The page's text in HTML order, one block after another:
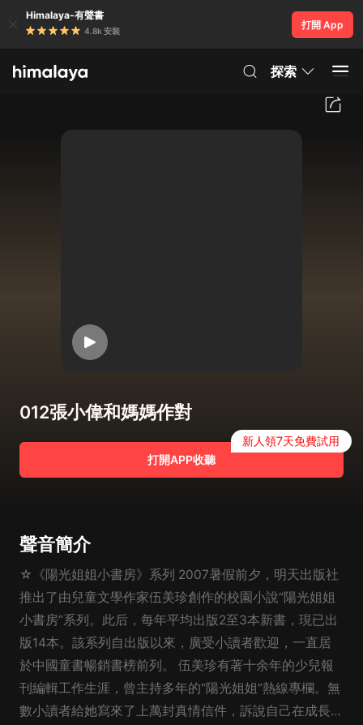
Himalaya-有聲書
4.8k 安裝
打開 App
探索
012張小偉和媽媽作對
打開APP收聽
新人領7天免費試用
聲音簡介
☆《陽光姐姐小書房》系列 2007暑假前夕，明天出版社
推出了由兒童文學作家伍美珍創作的校園小說“陽光姐姐
小書房”系列。此后，每年平均出版2至3本新書，現已出
版14本。該系列自出版以來，廣受小讀者歡迎，一直居
於中國童書暢銷書榜前列。 伍美珍有著十余年的少兒報
刊編輯工作生涯，曾主持多年的“陽光姐姐”熱線專欄。無
數小讀者給她寫來了上萬封真情信件，訴說自己在成長中